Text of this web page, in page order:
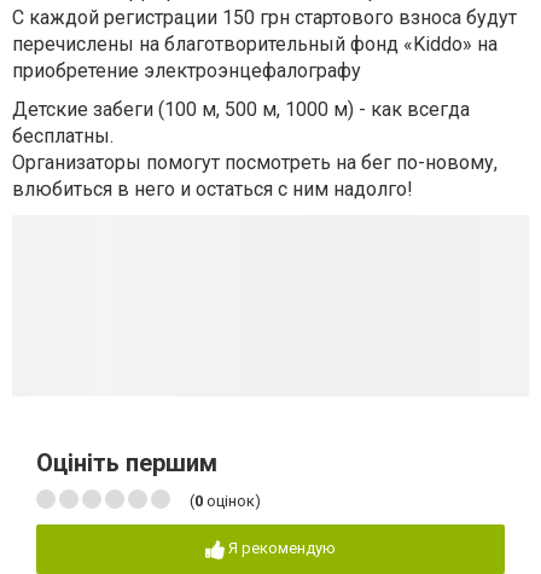
С каждой регистрации 150 грн стартового взноса будут
перечислены на благотворительный фонд «Kiddo» на
приобретение электроэнцефалографу
Детские забеги (100 м, 500 м, 1000 м) - как всегда
бесплатны.
Организаторы помогут посмотреть на бег по-новому,
влюбиться в него и остаться с ним надолго!
Оцініть першим
(0 оцінок)
Я рекомендую